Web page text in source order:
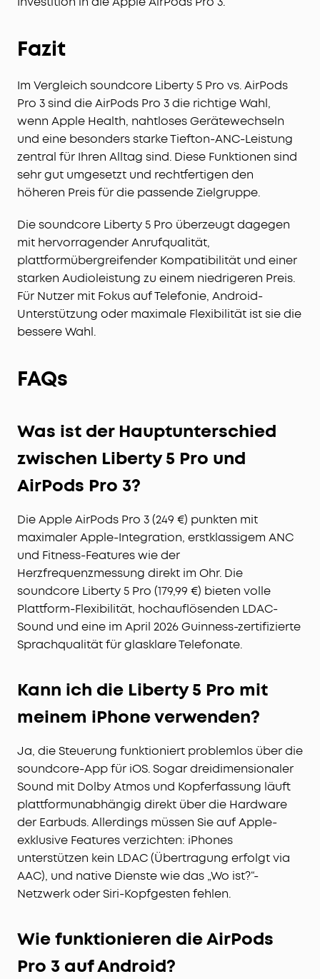
Fazit
Im Vergleich soundcore Liberty 5 Pro vs. AirPods
Pro 3 sind die AirPods Pro 3 die richtige Wahl,
wenn Apple Health, nahtloses Gerätewechseln
und eine besonders starke Tiefton-ANC-Leistung
zentral für Ihren Alltag sind. Diese Funktionen sind
sehr gut umgesetzt und rechtfertigen den
höheren Preis für die passende Zielgruppe.
Die soundcore Liberty 5 Pro überzeugt dagegen
mit hervorragender Anrufqualität,
plattformübergreifender Kompatibilität und einer
starken Audioleistung zu einem niedrigeren Preis.
Für Nutzer mit Fokus auf Telefonie, Android-
Unterstützung oder maximale Flexibilität ist sie die
bessere Wahl.
FAQs
Was ist der Hauptunterschied
zwischen Liberty 5 Pro und
AirPods Pro 3?
Die Apple AirPods Pro 3 (249 €) punkten mit
maximaler Apple-Integration, erstklassigem ANC
und Fitness-Features wie der
Herzfrequenzmessung direkt im Ohr. Die
soundcore Liberty 5 Pro (179,99 €) bieten volle
Plattform-Flexibilität, hochauflösenden LDAC-
Sound und eine im April 2026 Guinness-zertifizierte
Sprachqualität für glasklare Telefonate.
Kann ich die Liberty 5 Pro mit
meinem iPhone verwenden?
Ja, die Steuerung funktioniert problemlos über die
soundcore-App für iOS. Sogar dreidimensionaler
Sound mit Dolby Atmos und Kopferfassung läuft
plattformunabhängig direkt über die Hardware
der Earbuds. Allerdings müssen Sie auf Apple-
exklusive Features verzichten: iPhones
unterstützen kein LDAC (Übertragung erfolgt via
AAC), und native Dienste wie das „Wo ist?“-
Netzwerk oder Siri-Kopfgesten fehlen.
Wie funktionieren die AirPods
Pro 3 auf Android?